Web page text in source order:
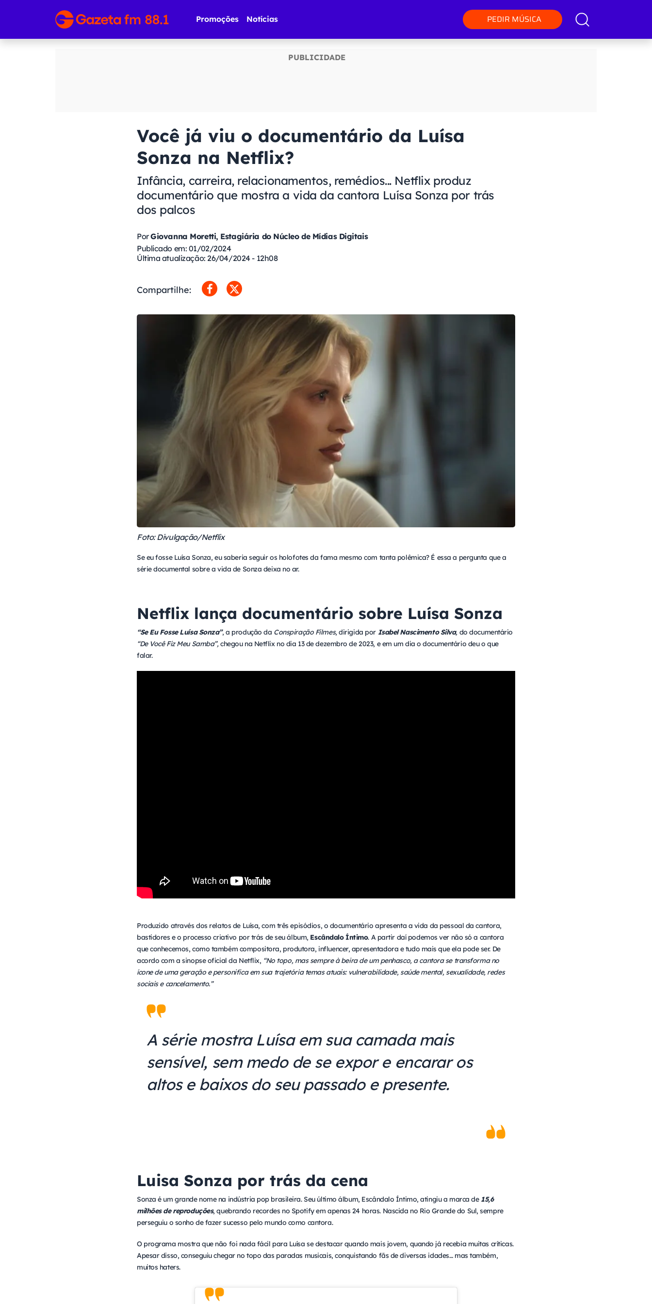
Promoções Notícias PEDIR MÚSICA
Você já viu o documentário da Luísa
Sonza na Netflix?
Infância, carreira, relacionamentos, remédios... Netflix produz
documentário que mostra a vida da cantora Luísa Sonza por trás
dos palcos
PorGiovanna Moretti, Estagiária do Núcleo de Mídias Digitais
Publicado em: 01/02/2024
Última atualização: 26/04/2024 - 12h08
Compartilhe:
Foto: Divulgação/Netflix
Se eu fosse Luísa Sonza, eu saberia seguir os holofotes da fama mesmo com tanta polêmica? É essa a pergunta que a
série documental sobre a vida de Sonza deixa no ar.
Netflix lança documentário sobre Luísa Sonza
“Se Eu Fosse Luísa Sonza”, a produção da Conspiração Filmes, dirigida por Isabel Nascimento Silva, do documentário
“De Você Fiz Meu Samba”,chegou na Netflix no dia 13 de dezembro de 2023, e em um dia o documentário deu o que
falar.
Produzido através dos relatos de Luísa, com três episódios, o documentário apresenta a vida da pessoal da cantora,
bastidores e o processo criativo por trás de seu álbum, Escândalo Íntimo. A partir daí podemos ver não só a cantora
que conhecemos, como também compositora, produtora, influencer, apresentadora e tudo mais que ela pode ser. De
acordo com a sinopse oficial da Netflix, “No topo, mas sempre à beira de um penhasco, a cantora se transforma no
ícone de uma geração e personifica em sua trajetória temas atuais: vulnerabilidade, saúde mental, sexualidade, redes
sociais e cancelamento.”
A série mostra Luísa em sua camada mais
sensível, sem medo de se expor e encarar os
altos e baixos do seu passado e presente.
Luisa Sonza por trás da cena
Sonza é um grande nome na indústria pop brasileira. Seu último álbum, Escândalo Íntimo, atingiu a marca de 15,6
milhões de reproduções, quebrando recordes no Spotify em apenas 24 horas. Nascida no Rio Grande do Sul, sempre
perseguiu o sonho de fazer sucesso pelo mundo como cantora.
O programa mostra que não foi nada fácil para Luísa se destacar quando mais jovem, quando já recebia muitas críticas.
Apesar disso, conseguiu chegar no topo das paradas musicais, conquistando fãs de diversas idades… mas também,
muitos haters.